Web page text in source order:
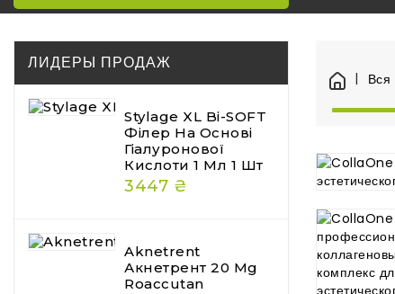
ЛИДЕРЫ ПРОДАЖ
Stylage XL Bi-SOFT
Філер На Основі
Гіалуронової
Кислоти 1 Мл 1 Шт
3447 ₴
Aknetrent
Акнетрент 20 Mg
Roaccutan
Вся